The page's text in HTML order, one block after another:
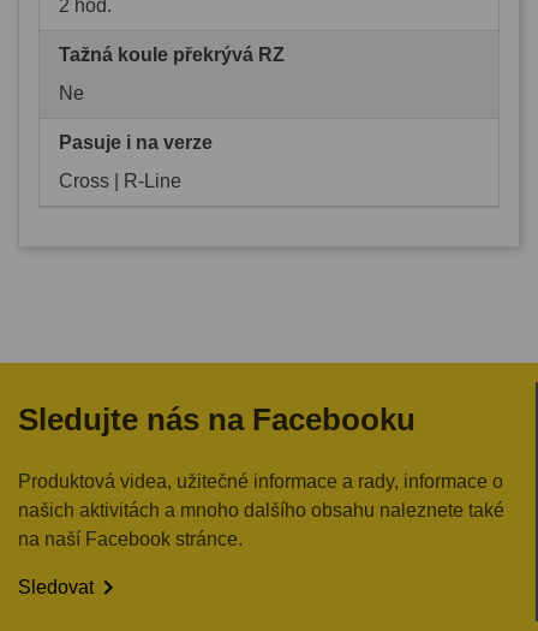
2 hod.
Tažná koule překrývá RZ
Ne
Pasuje i na verze
Cross | R-Line
Sledujte nás na Facebooku
Produktová videa, užitečné informace a rady, informace o
našich aktivitách a mnoho dalšího obsahu naleznete také
na naší Facebook stránce.
Sledovat